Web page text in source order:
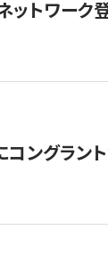
トワーク
ングラン